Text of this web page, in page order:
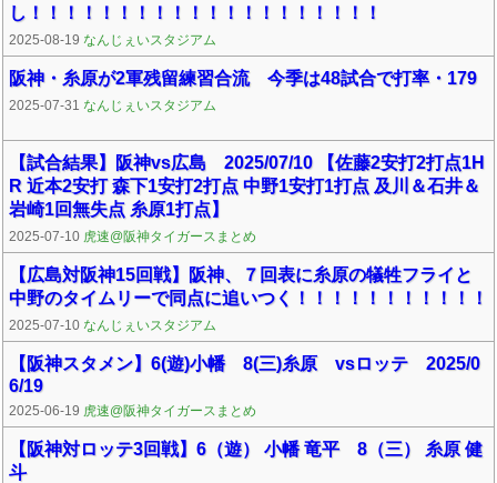
し！！！！！！！！！！！！！！！！！！！！
2025-08-19 なんじぇいスタジアム
阪神・糸原が2軍残留練習合流 今季は48試合で打率・179
2025-07-31 なんじぇいスタジアム
【試合結果】阪神vs広島 2025/07/10 【佐藤2安打2打点1H
R 近本2安打 森下1安打2打点 中野1安打1打点 及川＆石井＆
岩崎1回無失点 糸原1打点】
2025-07-10 虎速@阪神タイガースまとめ
【広島対阪神15回戦】阪神、７回表に糸原の犠牲フライと
中野のタイムリーで同点に追いつく！！！！！！！！！！！
2025-07-10 なんじぇいスタジアム
【阪神スタメン】6(遊)小幡 8(三)糸原 vsロッテ 2025/0
6/19
2025-06-19 虎速@阪神タイガースまとめ
【阪神対ロッテ3回戦】6（遊） 小幡 竜平 8（三） 糸原 健
斗